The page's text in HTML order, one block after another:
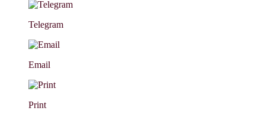
Telegram
Email
Print